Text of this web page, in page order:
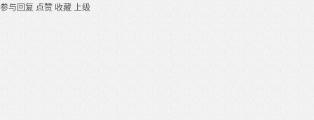
参与回复 点赞 收藏 上级